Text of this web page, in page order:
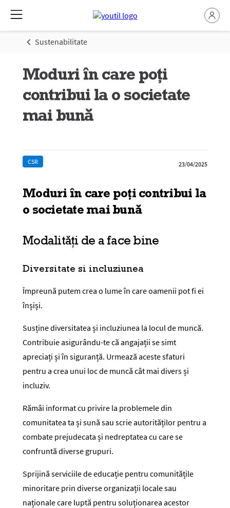
Sustenabilitate
Moduri în care poți
contribui la o societate
mai bună
CSR 23/04/2025
Moduri în care poți contribui la
o societate mai bună
Modalități de a face bine
Diversitate si incluziunea
Împreună putem crea o lume în care oamenii pot fi ei
înșiși.
Susține diversitatea și incluziunea la locul de muncă.
Contribuie asigurându-te că angajații se simt
apreciați și în siguranță. Urmează aceste sfaturi
pentru a crea unui loc de muncă cât mai divers și
incluziv.
Rămâi informat cu privire la problemele din
comunitatea ta și sună sau scrie autorităților pentru a
combate prejudecata și nedreptatea cu care se
confruntă diverse grupuri.
Sprijină serviciile de educație pentru comunitățile
minoritare prin diverse organizații locale sau
naționale care luptă pentru soluționarea acestor